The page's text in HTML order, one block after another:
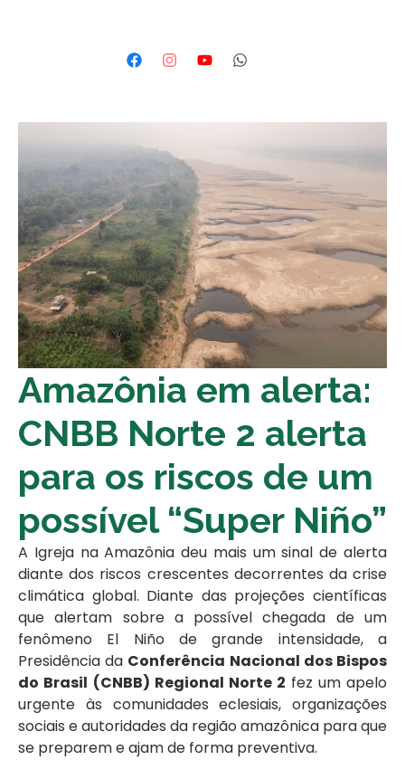
Amazônia em alerta:
CNBB Norte 2 alerta
para os riscos de um
possível “Super Niño”
A Igreja na Amazônia deu mais um sinal de alerta
diante dos riscos crescentes decorrentes da crise
climática global. Diante das projeções científicas
que alertam sobre a possível chegada de um
fenômeno El Niño de grande intensidade, a
Presidência da Conferência Nacional dos Bispos
do Brasil (CNBB) Regional Norte 2 fez um apelo
urgente às comunidades eclesiais, organizações
sociais e autoridades da região amazônica para que
se preparem e ajam de forma preventiva.